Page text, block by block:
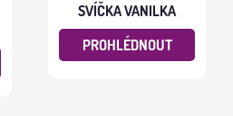
SVÍČKA VANILKA
PROHLÉDNOUT